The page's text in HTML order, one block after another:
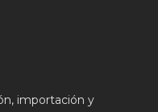
importación y